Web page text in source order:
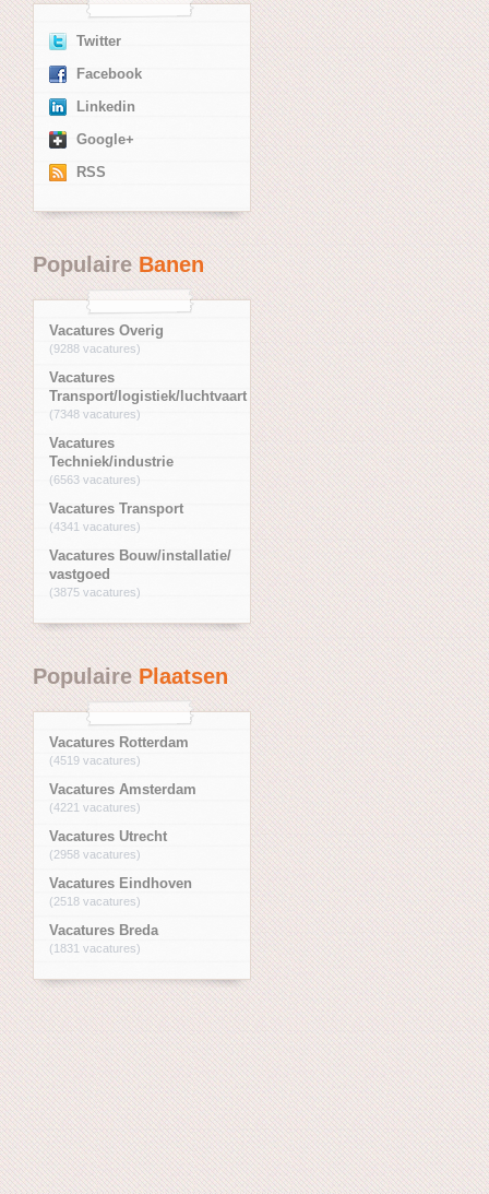
Twitter
Facebook
Linkedin
Google+
RSS
Populaire Banen
Vacatures Overig
(9288 vacatures)
Vacatures
Transport/logistiek/luchtvaart
(7348 vacatures)
Vacatures
Techniek/industrie
(6563 vacatures)
Vacatures Transport
(4341 vacatures)
Vacatures Bouw/installatie/
vastgoed
(3875 vacatures)
PopulairePlaatsen
Vacatures Rotterdam
(4519 vacatures)
Vacatures Amsterdam
(4221 vacatures)
Vacatures Utrecht
(2958 vacatures)
Vacatures Eindhoven
(2518 vacatures)
Vacatures Breda
(1831 vacatures)